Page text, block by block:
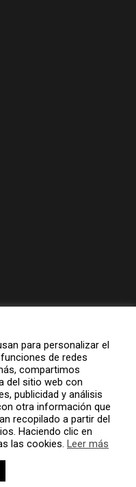
para personalizar el
de redes
compartimos
del sitio web con
publicidad y análisis
otra información que
recopilado a partir del
Haciendo clic en
las cookies. Leer más